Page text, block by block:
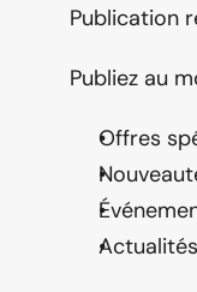
Publication
Publiez au
Offres